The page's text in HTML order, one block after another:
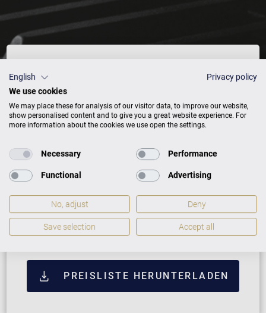
AUSFÜHRUNG PREISE
Schwarz
ZUSATZLEISTUNGEN FÜR ZIMMERMANN
STUDIO S 2 VARIO
PREISLISTE HERUNTERLADEN
English
Privacy policy
We use cookies
We may place these for analysis of our visitor data, to improve our website,
show personalised content and to give you a great website experience. For
more information about the cookies we use open the settings.
Necessary Performance
Functional Advertising
No, adjust Deny
Save selection Accept all